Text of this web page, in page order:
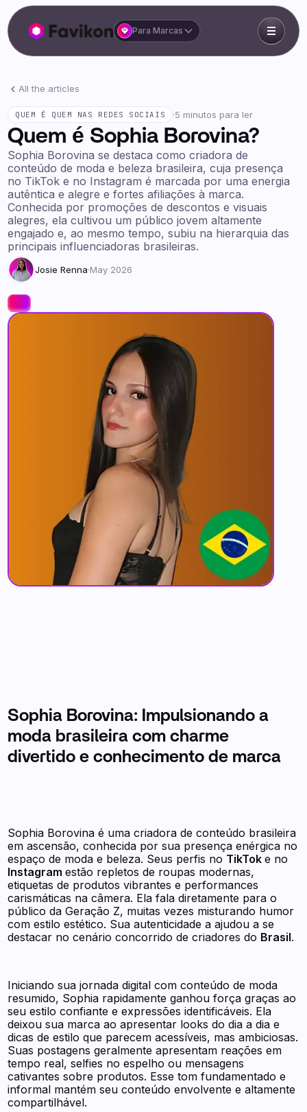
Para Marcas
All the articles
QUEM É QUEM NAS REDES SOCIAIS ·5 minutos para ler
Quem é Sophia Borovina?
Sophia Borovina se destaca como criadora de
conteúdo de moda e beleza brasileira, cuja presença
no TikTok e no Instagram é marcada por uma energia
autêntica e alegre e fortes afiliações à marca.
Conhecida por promoções de descontos e visuais
alegres, ela cultivou um público jovem altamente
engajado e, ao mesmo tempo, subiu na hierarquia das
principais influenciadoras brasileiras.
Josie Renna·May 2026
Sophia Borovina: Impulsionando a
moda brasileira com charme
divertido e conhecimento de marca
Sophia Borovina é uma criadora de conteúdo brasileira
em ascensão, conhecida por sua presença enérgica no
espaço de moda e beleza. Seus perfis no TikToke no
Instagramestão repletos de roupas modernas,
etiquetas de produtos vibrantes e performances
carismáticas na câmera. Ela fala diretamente para o
público da Geração Z, muitas vezes misturando humor
com estilo estético. Sua autenticidade a ajudou a se
destacar no cenário concorrido de criadores do Brasil.
Iniciando sua jornada digital com conteúdo de moda
resumido, Sophia rapidamente ganhou força graças ao
seu estilo confiante e expressões identificáveis. Ela
deixou sua marca ao apresentar looks do dia a dia e
dicas de estilo que parecem acessíveis, mas ambiciosas.
Suas postagens geralmente apresentam reações em
tempo real, selfies no espelho ou mensagens
cativantes sobre produtos. Esse tom fundamentado e
informal mantém seu conteúdo envolvente e altamente
compartilhável.